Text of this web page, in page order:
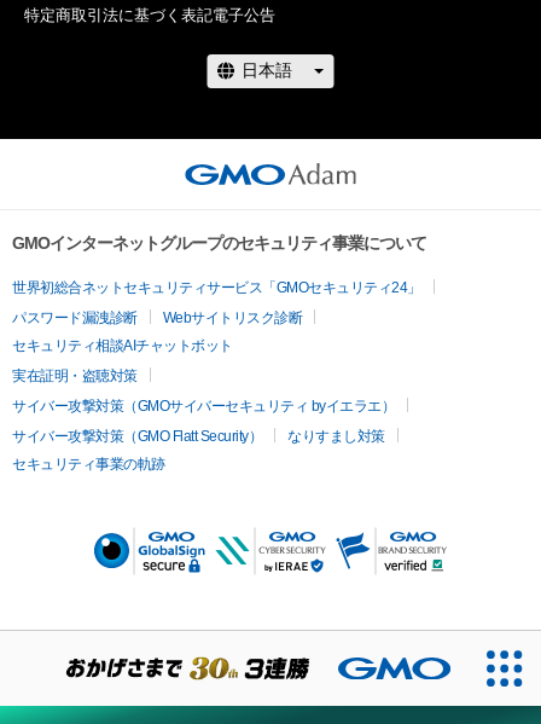
特定商取引法に基づく表記電子公告
GMOインターネットグループのセキュリティ事業について
世界初総合ネットセキュリティサービス「GMOセキュリティ24」
パスワード漏洩診断
Webサイトリスク診断
セキュリティ相談AIチャットボット
実在証明・盗聴対策
サイバー攻撃対策（GMOサイバーセキュリティ byイエラエ）
サイバー攻撃対策（GMO Flatt Security）
なりすまし対策
セキュリティ事業の軌跡